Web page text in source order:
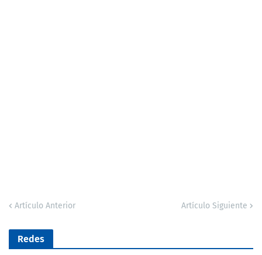
Artículo Anterior Artículo Siguiente
Redes